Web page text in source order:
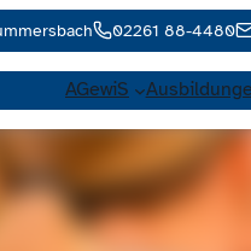
02261 88-4480
AGewiS